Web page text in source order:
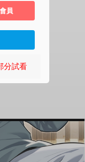
員
分試看